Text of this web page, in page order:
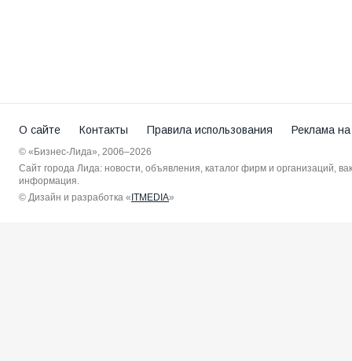
О сайте Контакты Правила использования Реклама
© «Бизнес-Лида», 2006–2026
Сайт города Лида: новости, объявления, каталог фирм и организаций,
информация.
© Дизайн и разработка « ITMEDIA»